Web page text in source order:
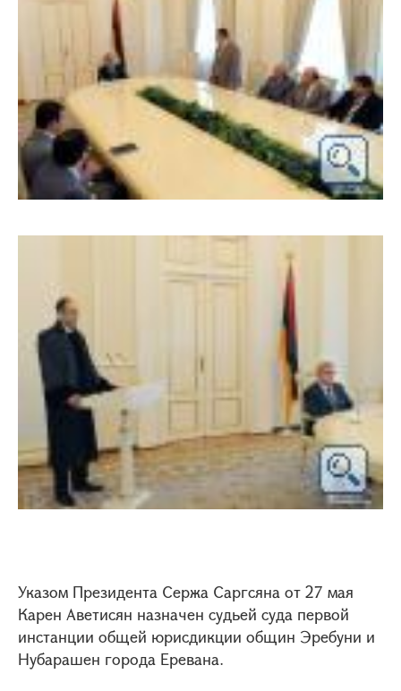
Указом Президента Сержа Саргсяна от 27 мая
Карен Аветисян назначен судьей суда первой
инстанции общей юрисдикции общин Эребуни и
Нубарашен города Еревана.